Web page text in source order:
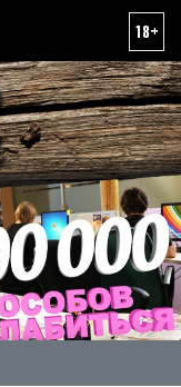
18+